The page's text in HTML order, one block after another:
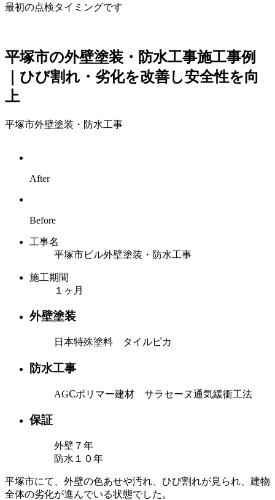
最初の点検タイミングです
平塚市の外壁塗装・防水工事施工事例
｜ひび割れ・劣化を改善し安全性を向
上
平塚市外壁塗装・防水工事
After
Before
工事名
平塚市ビル外壁塗装・防水工事
施工期間
１ヶ月
外壁塗装
日本特殊塗料 タイルピカ
防水工事
AGⅭポリマー建材 サラセーヌ通気緩衝工法
保証
外壁７年
防水１０年
平塚市にて、外壁の色あせや汚れ、ひび割れが見られ、建物
全体の劣化が進んでいる状態でした。